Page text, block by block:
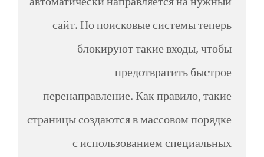
сайт. Но поисковые системы теперь
блокируют такие входы, чтобы
предотвратить быстрое
перенаправление. Как правило, такие
страницы создаются в массовом порядке
с использованием специальных